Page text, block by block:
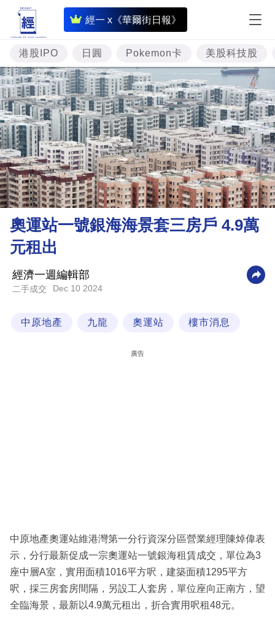
經一 x《華爾街日報》
即
時
財
經
專
題
投
資
樓
市
理
財
業
科
區
港股IPO 日圓 Pokemon卡 美股科技股
奧運站一號銀海海景套三房戶 4.9萬
元租出
經濟一週編輯部
二手成交 Dec 10 2024
中原地產 九龍 奧運站 樓市消息
廣告
中原地產奧運站維港灣第一分行資深分區營業經理陳焯偉表
示，分行最新促成一宗奧運站一號銀海租賃成交，單位為3
座中層A室，實用面積1016平方呎，建築面積1295平方
呎，採三房套房間隔，另設工人套房，單位座向正南方，望
全臨海景，最新以4.9萬元租出，折合實用呎租48元。